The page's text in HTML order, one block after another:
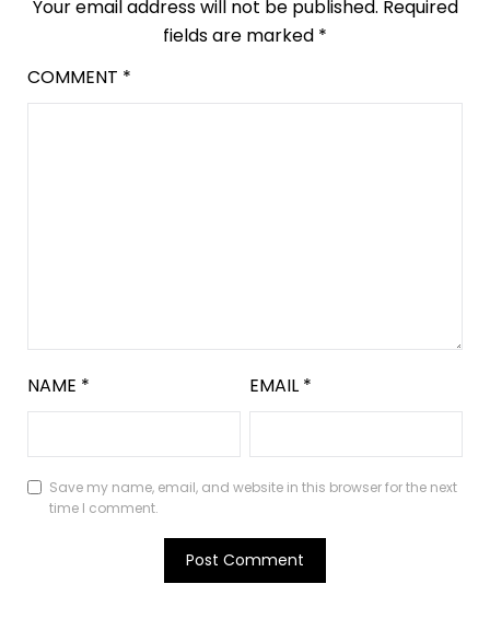
Your email address will not be published. Required
fields are marked *
COMMENT *
NAME * EMAIL *
Save my name, email, and website in this browser for the next
time I comment.